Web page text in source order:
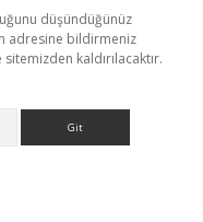
düşündüğünüz
adresine bildirmeniz
kaldırılacaktır.